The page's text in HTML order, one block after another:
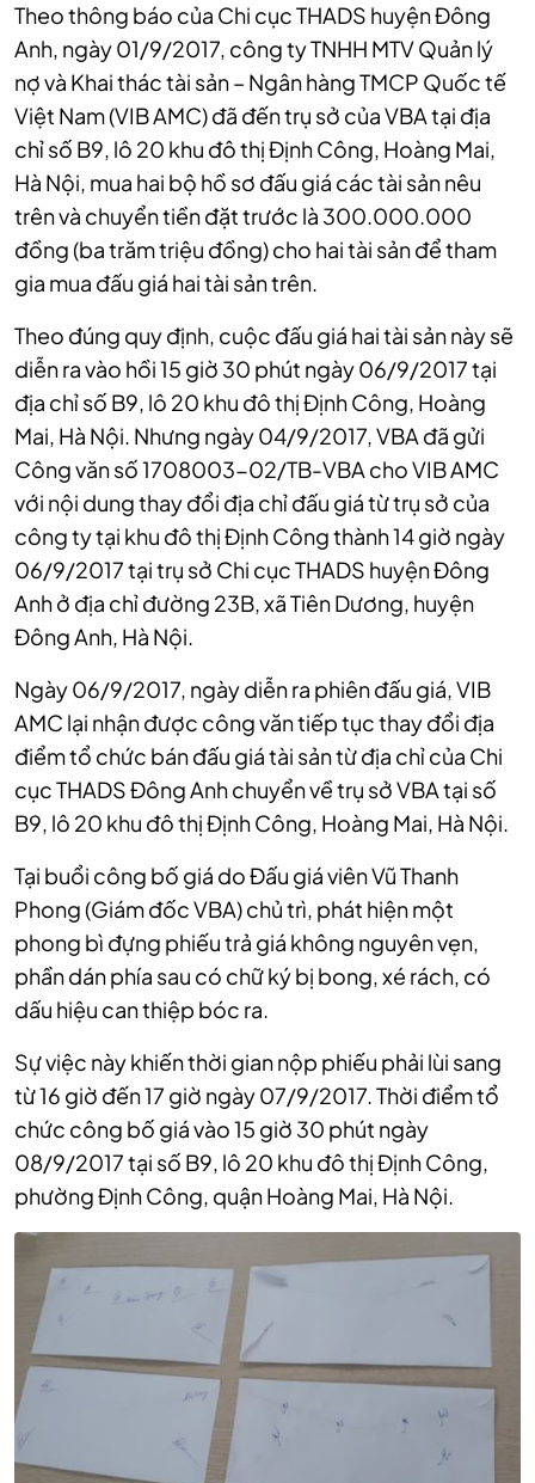
Theo thông báo của Chi cục THADS huyện Đông
Anh, ngày 01/9/2017, công ty TNHH MTV Quản lý
nợ và Khai thác tài sản – Ngân hàng TMCP Quốc tế
Việt Nam (VIB AMC) đã đến trụ sở của VBA tại địa
chỉ số B9, lô 20 khu đô thị Định Công, Hoàng Mai,
Hà Nội, mua hai bộ hồ sơ đấu giá các tài sản nêu
trên và chuyển tiền đặt trước là 300.000.000
đồng (ba trăm triệu đồng) cho hai tài sản để tham
gia mua đấu giá hai tài sản trên.
Theo đúng quy định, cuộc đấu giá hai tài sản này sẽ
diễn ra vào hồi 15 giờ 30 phút ngày 06/9/2017 tại
địa chỉ số B9, lô 20 khu đô thị Định Công, Hoàng
Mai, Hà Nội. Nhưng ngày 04/9/2017, VBA đã gửi
Công văn số 1708003-02/TB-VBA cho VIB AMC
với nội dung thay đổi địa chỉ đấu giá từ trụ sở của
công ty tại khu đô thị Định Công thành 14 giờ ngày
06/9/2017 tại trụ sở Chi cục THADS huyện Đông
Anh ở địa chỉ đường 23B, xã Tiên Dương, huyện
Đông Anh, Hà Nội.
Ngày 06/9/2017, ngày diễn ra phiên đấu giá, VIB
AMC lại nhận được công văn tiếp tục thay đổi địa
điểm tổ chức bán đấu giá tài sản từ địa chỉ của Chi
cục THADS Đông Anh chuyển về trụ sở VBA tại số
B9, lô 20 khu đô thị Định Công, Hoàng Mai, Hà Nội.
Tại buổi công bố giá do Đấu giá viên Vũ Thanh
Phong (Giám đốc VBA) chủ trì, phát hiện một
phong bì đựng phiếu trả giá không nguyên vẹn,
phần dán phía sau có chữ ký bị bong, xé rách, có
dấu hiệu can thiệp bóc ra.
Sự việc này khiến thời gian nộp phiếu phải lùi sang
từ 16 giờ đến 17 giờ ngày 07/9/2017. Thời điểm tổ
chức công bố giá vào 15 giờ 30 phút ngày
08/9/2017 tại số B9, lô 20 khu đô thị Định Công,
phường Định Công, quận Hoàng Mai, Hà Nội.